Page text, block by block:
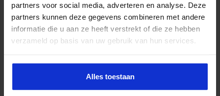
partners voor social media, adverteren en analyse. Deze
partners kunnen deze gegevens combineren met andere
informatie die u aan ze heeft verstrekt of die ze hebben
verzameld op basis van uw gebruik van hun services.
Alles toestaan
Terugblik 2012: Trends en ontwikkelingen
binnen de sociale overheid
11 januari 2013
Wat waren de belangrijkste ontwikkelingen op het gebied binnen de sociale